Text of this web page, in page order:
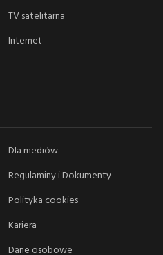
TV satelitarna
Internet
Dla mediów
Regulaminy i Dokumenty
Polityka cookies
Kariera
Dane osobowe